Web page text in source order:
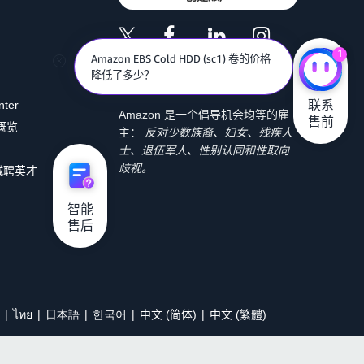
览
聘英才
Amazon 是一个倡导机会均等的雇
主：
反对少数族裔、妇女、残疾人
士、退伍军人、性别认同和性取向
歧视。
ไทย 日本語 한국어 中文 (简体) 中文 (繁體)
Amazon EBS Cold HDD (sc1) 卷的价格
降低了多少？
1
联系
售前
智能
售后